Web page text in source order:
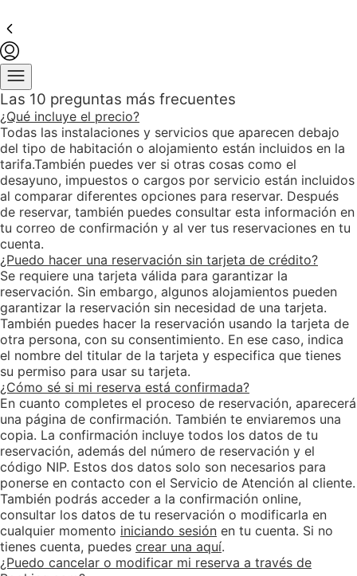
Las 10 preguntas más frecuentes
¿Qué incluye el precio?
cerrado
abierto
Todas las instalaciones y servicios que aparecen debajo
del tipo de habitación o alojamiento están incluidos en la
tarifa.También puedes ver si otras cosas como el
desayuno, impuestos o cargos por servicio están incluidos
al comparar diferentes opciones para reservar. Después
de reservar, también puedes consultar esta información en
tu correo de confirmación y al ver tus reservaciones en tu
cuenta.
¿Puedo hacer una reservación sin tarjeta de crédito?
cerrado
abierto
Se requiere una tarjeta válida para garantizar la
reservación. Sin embargo, algunos alojamientos pueden
garantizar la reservación sin necesidad de una tarjeta.
También puedes hacer la reservación usando la tarjeta de
otra persona, con su consentimiento. En ese caso, indica
el nombre del titular de la tarjeta y especifica que tienes
su permiso para usar su tarjeta.
¿Cómo sé si mi reserva está confirmada?
cerrado
abierto
En cuanto completes el proceso de reservación, aparecerá
una página de confirmación. También te enviaremos una
copia. La confirmación incluye todos los datos de tu
reservación, además del número de reservación y el
código NIP. Estos dos datos solo son necesarios para
ponerse en contacto con el Servicio de Atención al cliente.
También podrás acceder a la confirmación online,
consultar los datos de tu reservación o modificarla en
cualquier momento iniciando sesión en tu cuenta. Si no
tienes cuenta, puedes crear una aquí.
¿Puedo cancelar o modificar mi reserva a través de
cerrado
abierto
cerrado
abierto
cerrado
abierto
cerrado
abierto
cerrado
abierto
cerrado
abierto
cerrado
abierto